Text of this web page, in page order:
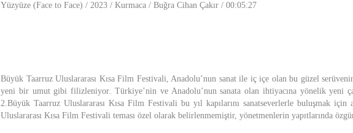
Yüzyüze (Face to Face) / 2023 / Kurmaca / Buğra Cihan Çakır / 00:05:27
Büyük Taarruz Uluslararası Kısa Film Festivali, Anadolu’nun sanat ile iç içe olan bu güzel
yeni bir umut gibi filizleniyor. Türkiye’nin ve Anadolu’nun sanata olan ihtiyacına yönelik yeni
2.Büyük Taarruz Uluslararası Kısa Film Festivali bu yıl kapılarını sanatseverlerle buluşmak için
Uluslararası Kısa Film Festivali teması özel olarak belirlenmemiştir, yönetmenlerin yapıtlarında